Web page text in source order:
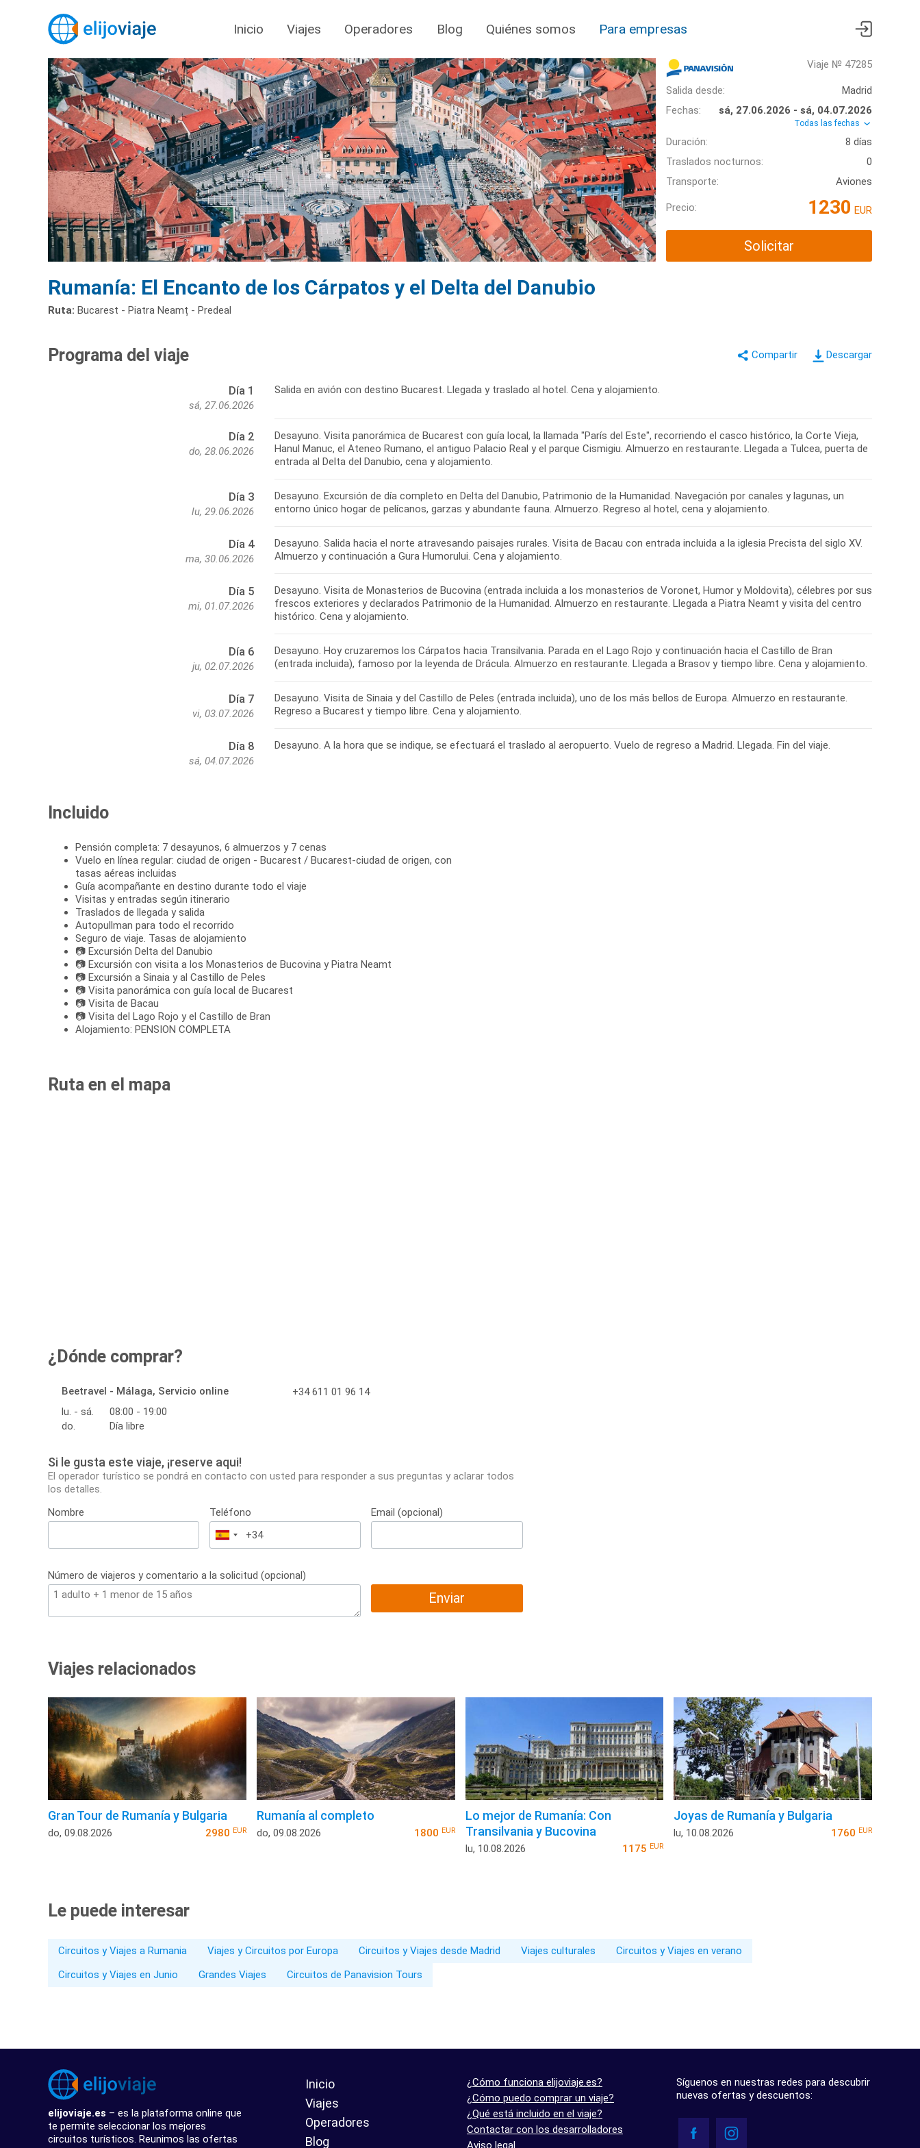
Inicio Viajes Operadores Blog Quiénes somos Para empresas
Viaje № 47285
Salida desde:
Madrid
Fechas:
sá, 27.06.2026 - sá, 04.07.2026
Todas las fechas
Duración:
8 días
Traslados nocturnos:
0
Transporte:
Aviones
Precio: 1230 EUR
Solicitar
Rumanía: El Encanto de los Cárpatos y el Delta del Danubio
Ruta: Bucarest - Piatra Neamț - Predeal
Descargar
Programa del viaje
Día 1
sá, 27.06.2026
Salida en avión con destino Bucarest. Llegada y traslado al hotel. Cena y alojamiento.
Día 2
do, 28.06.2026
Desayuno. Visita panorámica de Bucarest con guía local, la llamada "París del Este", recorriendo el casco histórico, la Corte Vieja,
Hanul Manuc, el Ateneo Rumano, el antiguo Palacio Real y el parque Cismigiu. Almuerzo en restaurante. Llegada a Tulcea, puerta de
entrada al Delta del Danubio, cena y alojamiento.
Día 3
lu, 29.06.2026
Desayuno. Excursión de día completo en Delta del Danubio, Patrimonio de la Humanidad. Navegación por canales y lagunas, un
entorno único hogar de pelícanos, garzas y abundante fauna. Almuerzo. Regreso al hotel, cena y alojamiento.
Día 4
ma, 30.06.2026
Desayuno. Salida hacia el norte atravesando paisajes rurales. Visita de Bacau con entrada incluida a la iglesia Precista del siglo XV.
Almuerzo y continuación a Gura Humorului. Cena y alojamiento.
Día 5
mi, 01.07.2026
Desayuno. Visita de Monasterios de Bucovina (entrada incluida a los monasterios de Voronet, Humor y Moldovita), célebres por sus
frescos exteriores y declarados Patrimonio de la Humanidad. Almuerzo en restaurante. Llegada a Piatra Neamt y visita del centro
histórico. Cena y alojamiento.
Día 6
ju, 02.07.2026
Desayuno. Hoy cruzaremos los Cárpatos hacia Transilvania. Parada en el Lago Rojo y continuación hacia el Castillo de Bran
(entrada incluida), famoso por la leyenda de Drácula. Almuerzo en restaurante. Llegada a Brasov y tiempo libre. Cena y alojamiento.
Día 7
vi, 03.07.2026
Desayuno. Visita de Sinaia y del Castillo de Peles (entrada incluida), uno de los más bellos de Europa. Almuerzo en restaurante.
Regreso a Bucarest y tiempo libre. Cena y alojamiento.
Día 8
sá, 04.07.2026
Desayuno. A la hora que se indique, se efectuará el traslado al aeropuerto. Vuelo de regreso a Madrid. Llegada. Fin del viaje.
Incluido
Pensión completa: 7 desayunos, 6 almuerzos y 7 cenas
Vuelo en línea regular: ciudad de origen - Bucarest / Bucarest-ciudad de origen, con
tasas aéreas incluidas
Guía acompañante en destino durante todo el viaje
Visitas y entradas según itinerario
Traslados de llegada y salida
Autopullman para todo el recorrido
Seguro de viaje. Tasas de alojamiento
📷 Excursión Delta del Danubio
📷 Excursión con visita a los Monasterios de Bucovina y Piatra Neamt
📷 Excursión a Sinaia y al Castillo de Peles
📷 Visita panorámica con guía local de Bucarest
📷 Visita de Bacau
📷 Visita del Lago Rojo y el Castillo de Bran
Alojamiento: PENSION COMPLETA
Ruta en el mapa
¿Dónde comprar?
Beetravel - Málaga, Servicio online
lu. - sá.
08:00 - 19:00
do.
Día libre
+34 611 01 96 14
Si le gusta este viaje, ¡reserve aqui!
El operador turístico se pondrá en contacto con usted para responder a sus preguntas y aclarar todos
los detalles.
Nombre
Teléfono
España
+34
Email (opcional)
Número de viajeros y comentario a la solicitud (opcional)
Enviar
Viajes relacionados
Gran Tour de Rumanía y Bulgaria
do, 09.08.2026 2980 EUR
Rumanía al completo
do, 09.08.2026 1800 EUR
Lo mejor de Rumanía: Con
Transilvania y Bucovina
lu, 10.08.2026 1175EUR
Joyas de Rumanía y Bulgaria
lu, 10.08.2026 1760 EUR
Le puede interesar
Circuitos y Viajes a Rumania Viajes y Circuitos por Europa Circuitos y Viajes desde Madrid Viajes culturales
Circuitos y Viajes en verano
Circuitos y Viajes en Junio
Grandes Viajes Circuitos de Panavision Tours
elijoviaje.es – es la plataforma online que
te permite seleccionar los mejores
circuitos turísticos. Reunimos las ofertas
Inicio
Viajes
Operadores
Blog
¿Cómo funciona elijoviaje.es?
¿Cómo puedo comprar un viaje?
¿Qué está incluido en el viaje?
Contactar con los desarrolladores
Aviso legal
Síguenos en nuestras redes para descubrir
nuevas ofertas y descuentos: